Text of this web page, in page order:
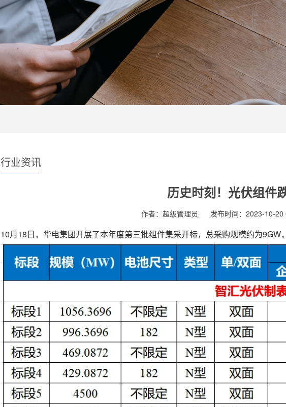
行业资讯
历史时刻！光伏组件
作者：超级管理员 发布时间：2023-10-20
10月18日，华电集团开展了本年度第三批组件集采开标，总采购规模约为9GW